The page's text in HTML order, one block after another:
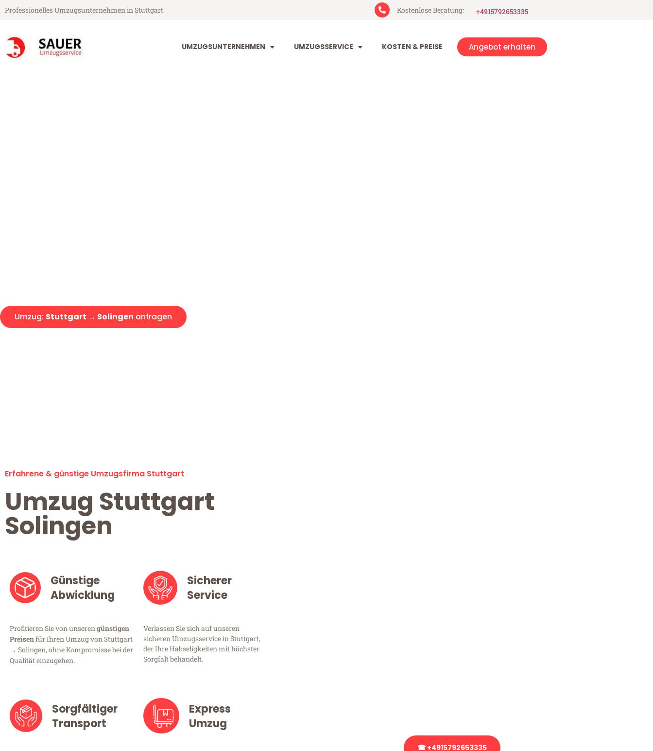
Professionelles Umzugsunternehmen in Stuttgart Kostenlose Beratung: +4915792653335
UMZUGSUNTERNEHMEN UMZUGSSERVICE KOSTEN & PREISE Angebot erhalten
Umzug: Stuttgart → Solingen anfragen
Erfahrene & günstige Umzugsfirma Stuttgart
Umzug Stuttgart
Solingen
Günstige
Abwicklung
Profitieren Sie von unserengünstigen
Preisenfür Ihren Umzug von Stuttgart
→ Solingen, ohne Kompromisse bei der
Qualität einzugehen.
Sicherer
Service
Verlassen Sie sich auf unseren
sicheren Umzugsservice in Stuttgart,
der Ihre Habseligkeiten mit höchster
Sorgfalt behandelt.
Sorgfältiger
Transport
Express
Umzug
☎ +4915792653335